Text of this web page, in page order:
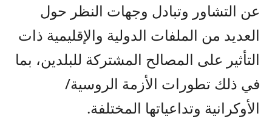
عن التشاور وتبادل وجهات النظر حول
العديد من الملفات الدولية والإقليمية ذات
التأثير على المصالح المشتركة للبلدين، بما
في ذلك تطورات الأزمة الروسية/
الأوكرانية وتداعياتها المختلفة.